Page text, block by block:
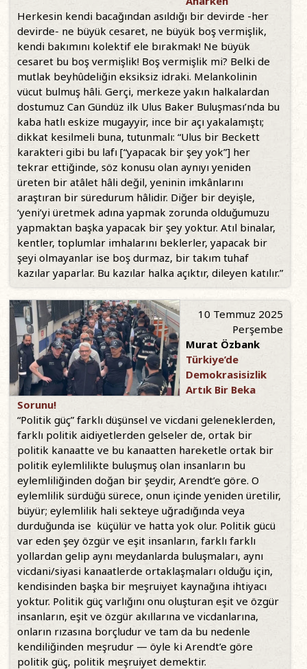
Herkesin kendi bacağından asıldığı bir devirde -her
devirde- ne büyük cesaret, ne büyük boş vermişlik,
kendi bakımını kolektif ele bırakmak! Ne büyük
cesaret bu boş vermişlik! Boş vermişlik mi? Belki de
mutlak beyhûdeliğin eksiksiz idraki. Melankolinin
vücut bulmuş hâli. Gerçi, merkeze yakın halkalardan
dostumuz Can Gündüz ilk Ulus Baker Buluşması’nda bu
kaba hatlı eskize mugayyir, ince bir açı yakalamıştı;
dikkat kesilmeli buna, tutunmalı: “Ulus bir Beckett
karakteri gibi bu lafı [“yapacak bir şey yok”] her
tekrar ettiğinde, söz konusu olan aynıyı yeniden
üreten bir atâlet hâli değil, yeninin imkânlarını
araştıran bir süredurum hâlidir. Diğer bir deyişle,
‘yeni’yi üretmek adına yapmak zorunda olduğumuzu
yapmaktan başka yapacak bir şey yoktur. Atıl binalar,
kentler, toplumlar imhalarını beklerler, yapacak bir
şeyi olmayanlar ise boş durmaz, bir takım tuhaf
kazılar yaparlar. Bu kazılar halka açıktır, dileyen katılır.”
10 Temmuz 2025
Perşembe
Murat Özbank
Türkiye’de
Demokrasisizlik
Artık Bir Beka
Sorunu!
“Politik güç” farklı düşünsel ve vicdani geleneklerden,
farklı politik aidiyetlerden gelseler de, ortak bir
politik kanaatte ve bu kanaatten hareketle ortak bir
politik eylemlilikte buluşmuş olan insanların bu
eylemliliğinden doğan bir şeydir, Arendt’e göre. O
eylemlilik sürdüğü sürece, onun içinde yeniden üretilir,
büyür; eylemlilik hali sekteye uğradığında veya
durduğunda ise küçülür ve hatta yok olur. Politik gücü
var eden şey özgür ve eşit insanların, farklı farklı
yollardan gelip aynı meydanlarda buluşmaları, aynı
vicdani/siyasi kanaatlerde ortaklaşmaları olduğu için,
kendisinden başka bir meşruiyet kaynağına ihtiyacı
yoktur. Politik güç varlığını onu oluşturan eşit ve özgür
insanların, eşit ve özgür akıllarına ve vicdanlarına,
onların rızasına borçludur ve tam da bu nedenle
kendiliğinden meşrudur — öyle ki Arendt’e göre
politik güç, politik meşruiyet demektir.